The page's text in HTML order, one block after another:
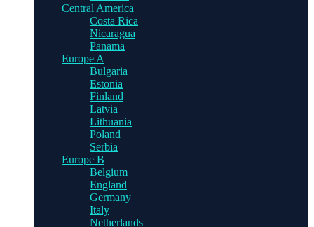
Central America
Costa Rica
Nicaragua
Panama
Europe A
Bulgaria
Estonia
Finland
Latvia
Lithuania
Poland
Serbia
Europe B
Belgium
England
Germany
Italy
Netherlands